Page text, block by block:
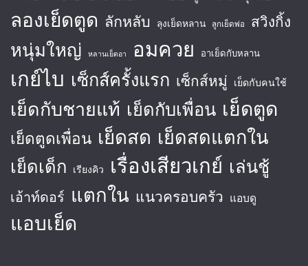
ลองเย็ดตูด ลักหลับ ลุงเย็ดหลาน ลูกเย็ดพ่อ สวิงกิ้ง
หนุ่มใหญ่ หลานเย็ดอา อมควย อาเย็ดกับหลาน
เกย์ไบ เซ็กส์ครั้งแรก เซ็กส์หมู่ เย็ดกับคนใช้
เย็ดกับชายแท้ เย็ดกับเพื่อน เย็ดตูด
เย็ดตูดเพื่อน เย็ดสด เย็ดสดแตกใน
เย็ดเด็ก เรียงคิว เรื่องเสียวเกย์ เล่นชู้
เอ้าท์ดอร์ แตกใน แนวครอบครัว แอบดู
แอบเย็ด